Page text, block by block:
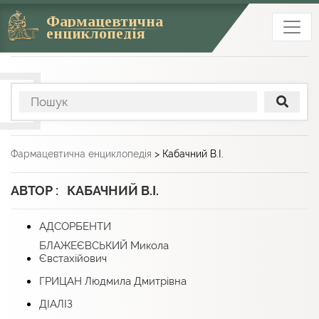
Фармацевтична
енциклопедія
Фармацевтична енциклопедія > Кабачний В.І.
АВТОР : КАБАЧНИЙ В.І.
АДСОРБЕНТИ
БЛАЖЕЄВСЬКИЙ Микола
Євстахійович
ГРИЦАН Людмила Дмитрівна
ДІАЛІЗ